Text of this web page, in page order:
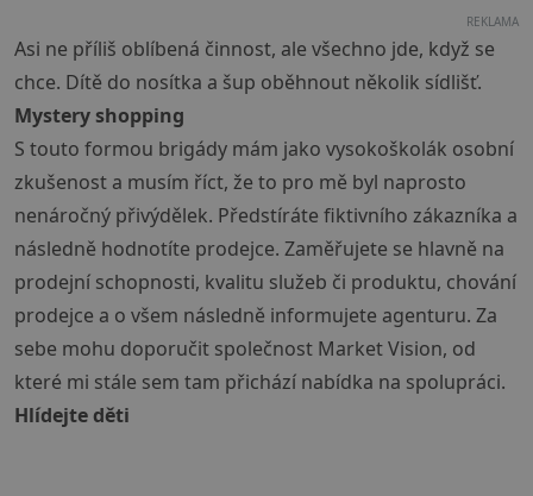
REKLAMA
Asi ne příliš oblíbená činnost, ale všechno jde, když se
chce. Dítě do nosítka a šup oběhnout několik sídlišť.
Mystery shopping
S touto formou brigády mám jako vysokoškolák osobní
zkušenost a musím říct, že to pro mě byl naprosto
nenáročný přivýdělek. Předstíráte fiktivního zákazníka a
následně hodnotíte prodejce. Zaměřujete se hlavně na
prodejní schopnosti, kvalitu služeb či produktu, chování
prodejce a o všem následně informujete agenturu. Za
sebe mohu doporučit společnost Market Vision, od
které mi stále sem tam přichází nabídka na spolupráci.
Hlídejte děti